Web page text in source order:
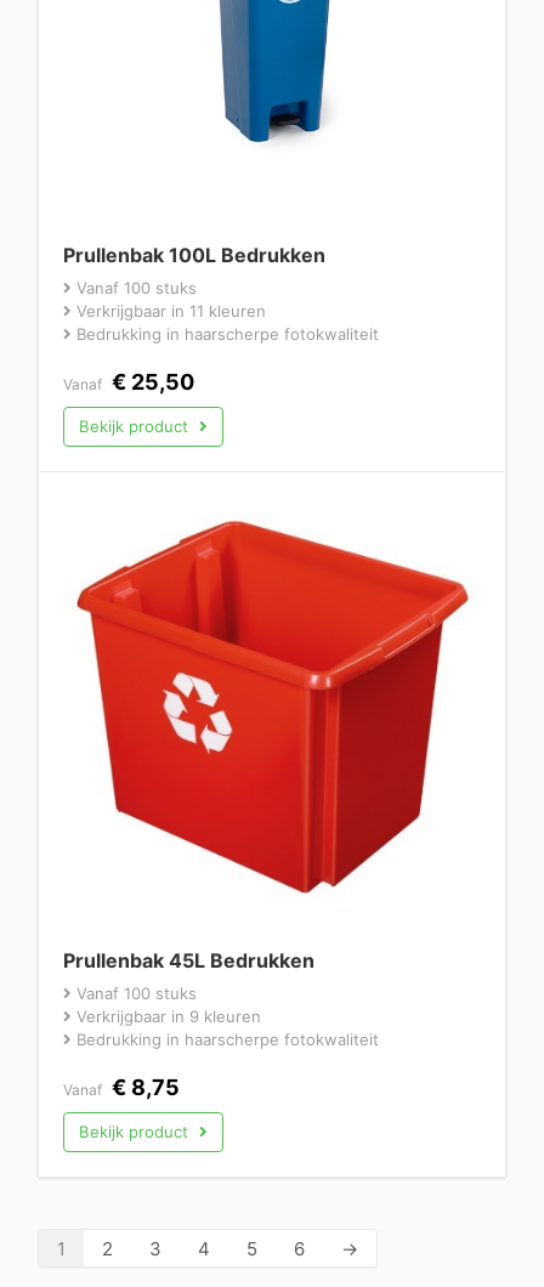
Prullenbak 100L Bedrukken
Vanaf 100 stuks
Verkrijgbaar in 11 kleuren
Bedrukking in haarscherpe fotokwaliteit
Vanaf € 25,50
Bekijk product
Prullenbak 45L Bedrukken
Vanaf 100 stuks
Verkrijgbaar in 9 kleuren
Bedrukking in haarscherpe fotokwaliteit
Vanaf € 8,75
Bekijk product
1 2 3 4 5 6 →